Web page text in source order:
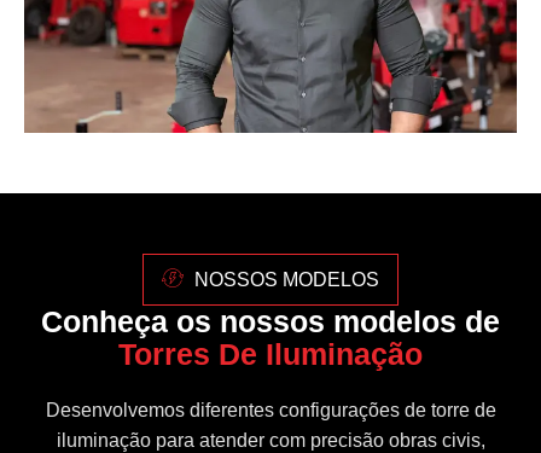
NOSSOS MODELOS
Conheça os nossos modelos de
Torres De Iluminação
Desenvolvemos diferentes configurações de torre de
iluminação para atender com precisão obras civis,